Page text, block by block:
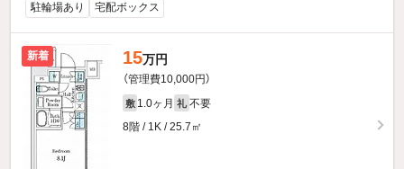
駐輪場あり
宅配ボックス
新着 15万円
（管理費10,000円）
敷 1.0ヶ月 礼 不要
8階 / 1K / 25.7㎡